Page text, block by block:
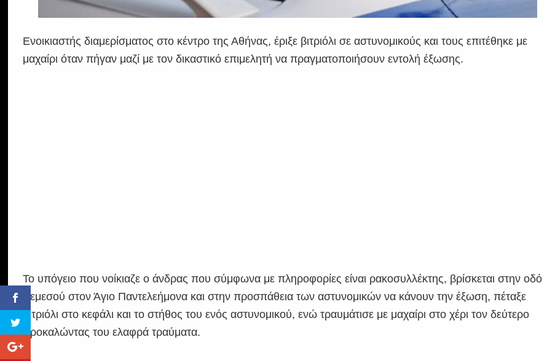
Ενοικιαστής διαμερίσματος στο κέντρο της Αθήνας, έριξε βιτριόλι σε αστυνομικούς και τους επιτέθηκε με
μαχαίρι όταν πήγαν μαζί με τον δικαστικό επιμελητή να πραγματοποιήσουν εντολή έξωσης.
Το υπόγειο που νοίκιαζε ο άνδρας που σύμφωνα με πληροφορίες είναι ρακοσυλλέκτης, βρίσκεται στην οδό
Λεμεσού στον Άγιο Παντελεήμονα και στην προσπάθεια των αστυνομικών να κάνουν την έξωση, πέταξε
βιτριόλι στο κεφάλι και το στήθος του ενός αστυνομικού, ενώ τραυμάτισε με μαχαίρι στο χέρι τον δεύτερο
προκαλώντας του ελαφρά τραύματα.